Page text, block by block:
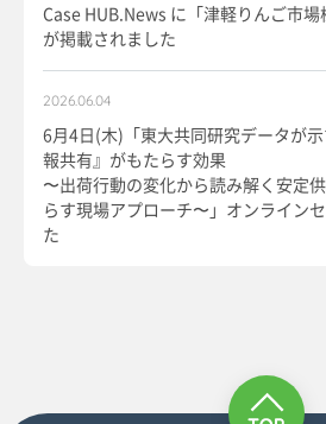
Case HUB.News に「津軽りんご市
が掲載されました
2026.06.04
6月4日(木)「東大共同研究データが
報共有』がもたらす効果
〜出荷行動の変化から読み解く安定
らす現場アプローチ〜」オンライン
た